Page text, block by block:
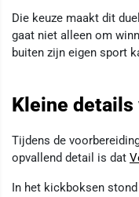
Die keuze maakt dit
gaat niet alleen om
buiten zijn eigen sport
Kleine
Tijdens de
opvallend detail is dat
In het kickboksen